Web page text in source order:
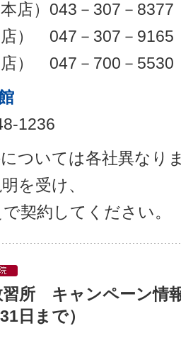
店）043－307－8377
047－307－9165
047－700－5530
1236
ついては各社異なり
を受け、
契約してください。
習所 キャンペーン情
日まで）